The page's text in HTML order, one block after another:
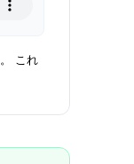
これ